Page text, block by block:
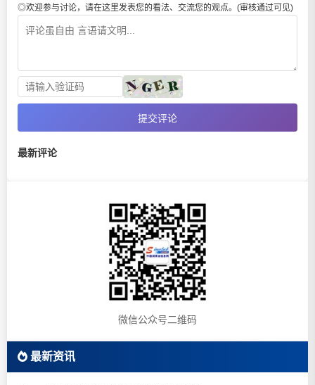
◎欢迎参与讨论，请在这里发表您的看法、交流您的观点。(审核通过可见)
提交评论
最新评论
微信公众号二维码
最新资讯